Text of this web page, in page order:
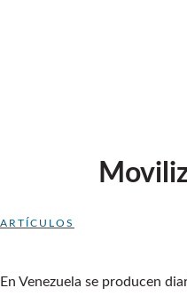
ARTÍCULOS
En Venezuela se producen